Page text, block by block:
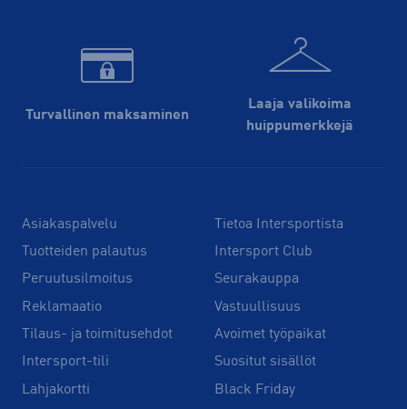
Turvallinen maksaminen
Laaja valikoima
huippu­merkkejä
Asiakaspalvelu
Tuotteiden palautus
Peruutusilmoitus
Reklamaatio
Tilaus- ja toimitusehdot
Intersport-tili
Lahjakortti
Tietoa Intersportista
Intersport Club
Seurakauppa
Vastuullisuus
Avoimet työpaikat
Suositut sisällöt
Black Friday